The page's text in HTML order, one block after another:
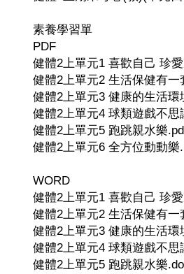
素養學習單
PDF
健體2上單元1 喜歡自己 珍
健體2上單元2 生活保健有一
健體2上單元3 健康的生活環
健體2上單元4 球類遊戲不思
健體2上單元5 跑跳親水樂
健體2上單元6 全方位動動樂
WORD
健體2上單元1 喜歡自己 珍
健體2上單元2 生活保健有一
健體2上單元3 健康的生活環
健體2上單元4 球類遊戲不思
健體2上單元5 跑跳親水樂